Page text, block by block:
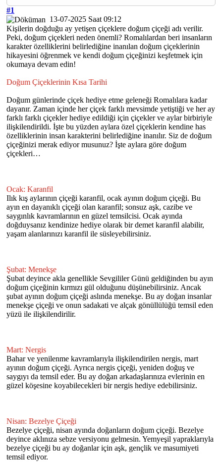
#1
13-07-2025 Saat 09:12
Kişilerin doğduğu ay yetişen çiçeklere doğum çiçeği adı verilir.
Peki, doğum çiçekleri neden önemli? Romalılardan beri insanların
karakter özelliklerini belirlediğine inanılan doğum çiçeklerinin
hikayesini öğrenmek ve kendi doğum çiçeğinizi keşfetmek için
okumaya devam edin!
Doğum Çiçeklerinin Kısa Tarihi
Doğum günlerinde çiçek hediye etme geleneği Romalılara kadar
dayanır. Zaman içinde her çiçek farklı mevsimde yetiştiği ve her ay
farklı farklı çiçekler hediye edildiği için çiçekler ve aylar birbiriyle
ilişkilendirildi. İşte bu yüzden aylara özel çiçeklerin kendine has
özelliklerinin insan karakterini belirlediğine inanılır. Siz de doğum
çiçeğinizi merak ediyor musunuz? İşte aylara göre doğum
çiçekleri…
Ocak: Karanfil
Ilık kış aylarının çiçeği karanfil, ocak ayının doğum çiçeği. Bu
ayın en dayanıklı çiçeği olan karanfil; sonsuz aşk, cazibe ve
saygınlık kavramlarının en güzel temsilcisi. Ocak ayında
doğduysanız kendinize hediye olarak bir demet karanfil alabilir,
yaşam alanlarınızı karanfil ile süsleyebilirsiniz.
Şubat: Menekşe
Şubat deyince akla genellikle Sevgililer Günü geldiğinden bu ayın
doğum çiçeğinin kırmızı gül olduğunu düşünebilirsiniz. Ancak
şubat ayının doğum çiçeği aslında menekşe. Bu ay doğan insanlar
menekşe çiçeği ve onun sadakati ve alçak gönüllülüğü temsil eden
yüzü ile ilişkilendirilir.
Mart: Nergis
Bahar ve yenilenme kavramlarıyla ilişkilendirilen nergis, mart
ayının doğum çiçeği. Ayrıca nergis çiçeği, yeniden doğuş ve
saygıyı da temsil eder. Bu ay doğan arkadaşlarınıza evlerinin en
güzel köşesine koyabilecekleri bir nergis hediye edebilirsiniz.
Nisan: Bezelye Çiçeği
Bezelye çiçeği, nisan ayında doğanların doğum çiçeği. Bezelye
deyince aklınıza sebze versiyonu gelmesin. Yemyeşil yapraklarıyla
bezelye çiçeği bu ay doğanlar için aşk, gençlik ve masumiyeti
temsil ediyor.